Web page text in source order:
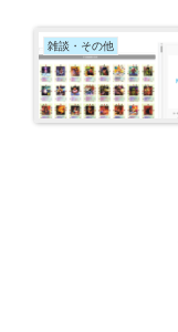
雑談・その他